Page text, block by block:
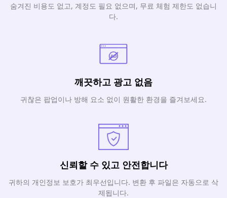
숨겨진 비용도 없고, 계정도 필요 없으며, 무료 체험 제한도 없습니
다.
깨끗하고 광고 없음
귀찮은 팝업이나 방해 요소 없이 원활한 환경을 즐겨보세요.
신뢰할 수 있고 안전합니다
귀하의 개인정보 보호가 최우선입니다. 변환 후 파일은 자동으로 삭
제됩니다.